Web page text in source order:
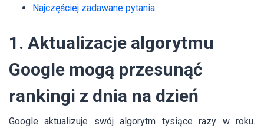
Najczęściej zadawane pytania
1. Aktualizacje algorytmu
Google mogą przesunąć
rankingi z dnia na dzień
Google aktualizuje swój algorytm tysiące razy w roku.